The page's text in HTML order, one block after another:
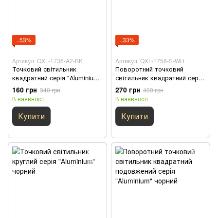
−53%
Артикул: QXL-1736-A2-BK
Точковий світильник
квадратний серія "Аluminium"
чорний
160 грн 340 грн
В наявності
Купити
−33%
Артикул: QXL-1758-S-WH
Поворотний точковий
світильник квадратний серія
"Аluminium" білий
270 грн 400 грн
В наявності
Купити